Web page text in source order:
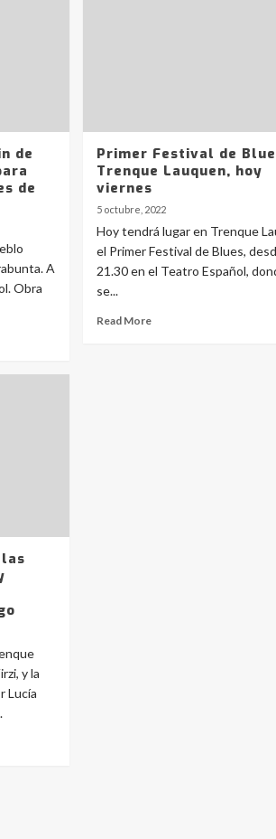
de
de
A
Obra
Primer Festival de
Trenque Lauquen, hoy
viernes
5 octubre, 2022
Hoy tendrá lugar en Trenque
el Primer Festival de Blues,
21.30 en el Teatro Español,
se...
Read More
y la
Lucía